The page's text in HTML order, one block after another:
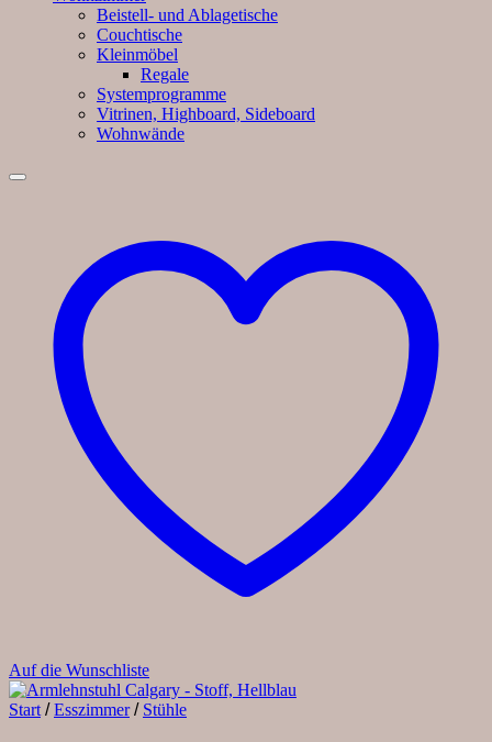
Beistell- und Ablagetische
Couchtische
Kleinmöbel
Regale
Systemprogramme
Vitrinen, Highboard, Sideboard
Wohnwände
Auf die Wunschliste
Start / Esszimmer / Stühle